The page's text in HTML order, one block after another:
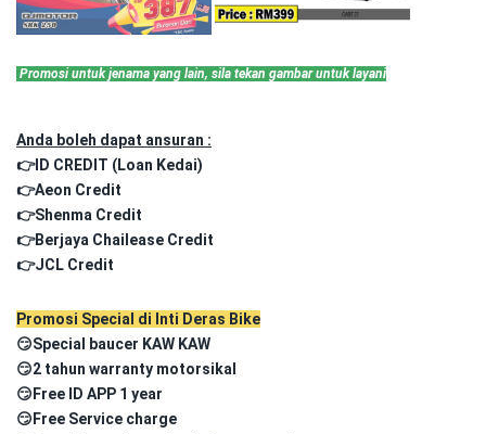
Promosi untuk jenama yang lain, sila tekan gambar untuk layani
Anda boleh dapat ansuran :
👉ID CREDIT (Loan Kedai)
👉Aeon Credit
👉Shenma Credit
👉Berjaya Chailease Credit
👉JCL Credit
Promosi Special di Inti Deras Bike
😏Special baucer KAW KAW
😏2 tahun warranty motorsikal
😏Free ID APP 1 year
😏Free Service charge